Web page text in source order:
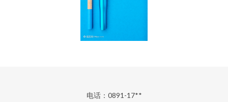
电话：0891-17**